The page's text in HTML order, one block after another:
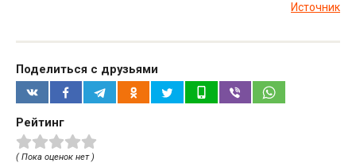
Источник
Поделиться с друзьями
Рейтинг
( Пока оценок нет )